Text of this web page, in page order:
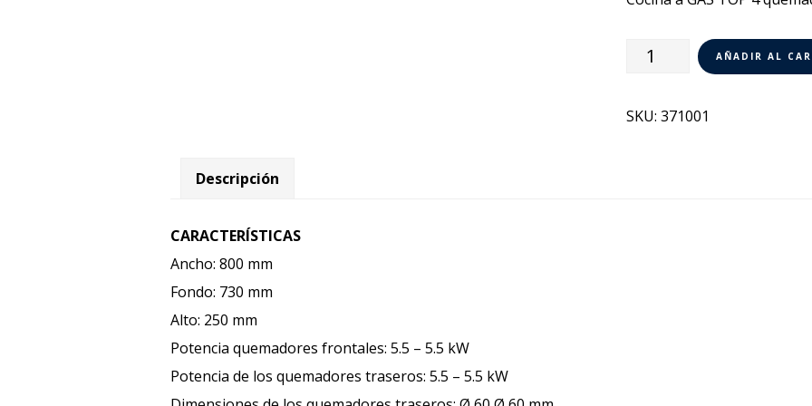
Cocina
4
AÑADIR AL
SKU:371001
Descripción
CARACTERÍSTICAS
Ancho: 800 mm
Fondo: 730 mm
Alto: 250 mm
Potencia quemadores frontales: 5.5 – 5.5 kW
Potencia de los quemadores traseros: 5.5 – 5.5 kW